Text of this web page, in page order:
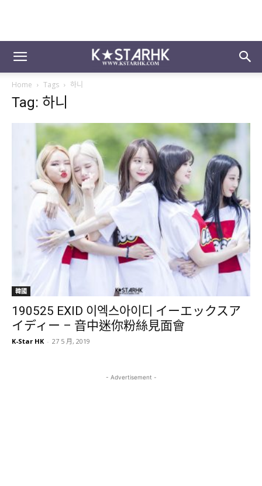
Home Tags 하니
Tag: 하니
韓國
190525 EXID 이엑스아이디 イーエックスア
イディー – 音中迷你粉絲見面會
K-Star HK - 27 5 月, 2019
- Advertisement -